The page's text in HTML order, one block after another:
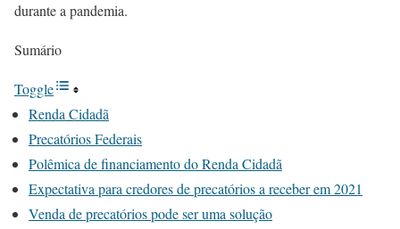
durante a pandemia.
Sumário
Toggle
Renda Cidadã
Precatórios Federais
Polêmica de financiamento do Renda Cidadã
Expectativa para credores de precatórios a receber em 2021
Venda de precatórios pode ser uma solução